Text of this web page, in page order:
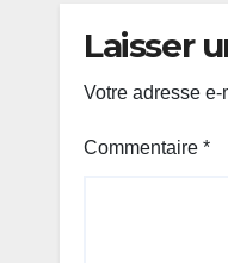
Laisser
Votre adresse
Commentaire *